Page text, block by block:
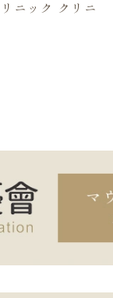
ニック クリニ